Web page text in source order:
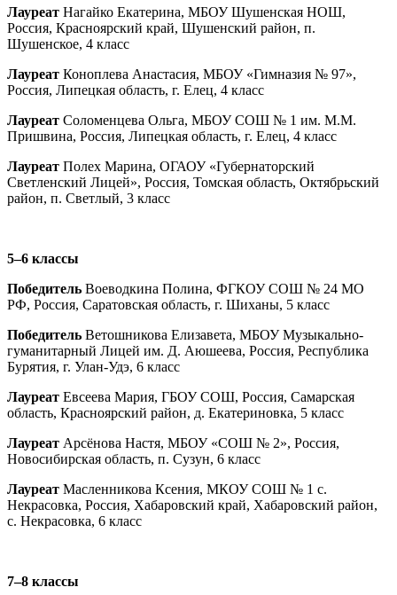
Лауреат Нагайко Екатерина, МБОУ Шушенская НОШ,
Россия, Красноярский край, Шушенский район, п.
Шушенское, 4 класс
Лауреат Коноплева Анастасия, МБОУ «Гимназия № 97»,
Россия, Липецкая область, г. Елец, 4 класс
Лауреат Соломенцева Ольга, МБОУ СОШ № 1 им. М.М.
Пришвина, Россия, Липецкая область, г. Елец, 4 класс
Лауреат Полех Марина, ОГАОУ «Губернаторский
Светленский Лицей», Россия, Томская область, Октябрьский
район, п. Светлый, 3 класс
5–6 классы
Победитель Воеводкина Полина, ФГКОУ СОШ № 24 МО
РФ, Россия, Саратовская область, г. Шиханы, 5 класс
Победитель Ветошникова Елизавета, МБОУ Музыкально-
гуманитарный Лицей им. Д. Аюшеева, Россия, Республика
Бурятия, г. Улан-Удэ, 6 класс
Лауреат Евсеева Мария, ГБОУ СОШ, Россия, Самарская
область, Красноярский район, д. Екатериновка, 5 класс
Лауреат Арсёнова Настя, МБОУ «СОШ № 2», Россия,
Новосибирская область, п. Сузун, 6 класс
Лауреат Масленникова Ксения, МКОУ СОШ № 1 с.
Некрасовка, Россия, Хабаровский край, Хабаровский район,
с. Некрасовка, 6 класс
7–8 классы